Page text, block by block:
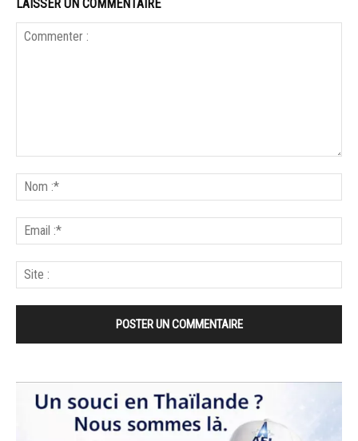
LAISSER UN COMMENTAIRE